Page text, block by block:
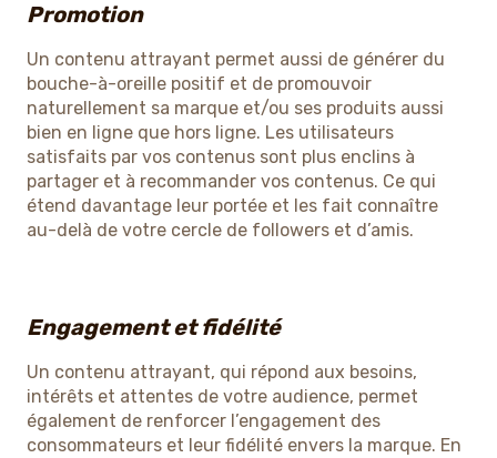
Promotion
Un contenu attrayant permet aussi de générer du
bouche-à-oreille positif et de promouvoir
naturellement sa marque et/ou ses produits aussi
bien en ligne que hors ligne. Les utilisateurs
satisfaits par vos contenus sont plus enclins à
partager et à recommander vos contenus. Ce qui
étend davantage leur portée et les fait connaître
au-delà de votre cercle de followers et d’amis.
Engagement et fidélité
Un contenu attrayant, qui répond aux besoins,
intérêts et attentes de votre audience, permet
également de renforcer l’engagement des
consommateurs et leur fidélité envers la marque. En